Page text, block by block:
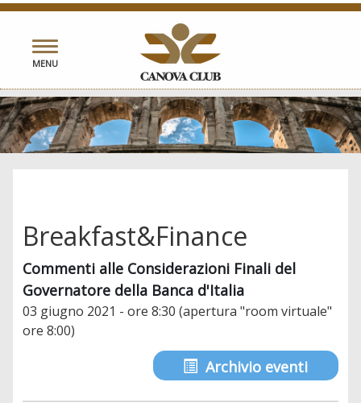
Toggle
navigation
MENU
Breakfast&Finance
Commenti alle Considerazioni Finali del
Governatore della Banca d'Italia
03 giugno 2021 - ore 8:30 (apertura "room virtuale"
ore 8:00)
Archivio eventi